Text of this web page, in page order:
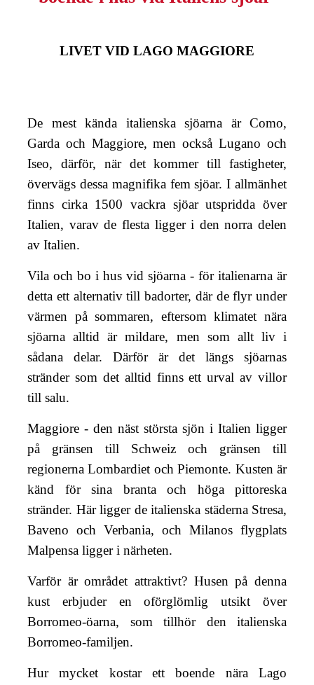
LIVET VID LAGO MAGGIORE
De mest kända italienska sjöarna är Como,
Garda och Maggiore, men också Lugano och
Iseo, därför, när det kommer till fastigheter,
övervägs dessa magnifika fem sjöar. I allmänhet
finns cirka 1500 vackra sjöar utspridda över
Italien, varav de flesta ligger i den norra delen
av Italien.
Vila och bo i hus vid sjöarna - för italienarna är
detta ett alternativ till badorter, där de flyr under
värmen på sommaren, eftersom klimatet nära
sjöarna alltid är mildare, men som allt liv i
sådana delar. Därför är det längs sjöarnas
stränder som det alltid finns ett urval av villor
till salu.
Maggiore - den näst största sjön i Italien ligger
på gränsen till Schweiz och gränsen till
regionerna Lombardiet och Piemonte. Kusten är
känd för sina branta och höga pittoreska
stränder. Här ligger de italienska städerna Stresa,
Baveno och Verbania, och Milanos flygplats
Malpensa ligger i närheten.
Varför är området attraktivt? Husen på denna
kust erbjuder en oförglömlig utsikt över
Borromeo-öarna, som tillhör den italienska
Borromeo-familjen.
Hur mycket kostar ett boende nära Lago